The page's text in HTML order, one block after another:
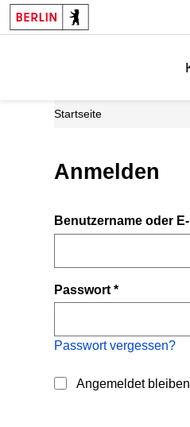
Startseite
Anmelden
Benutzername oder
Passwort*
Passwort vergessen?
Angemeldet bleiben